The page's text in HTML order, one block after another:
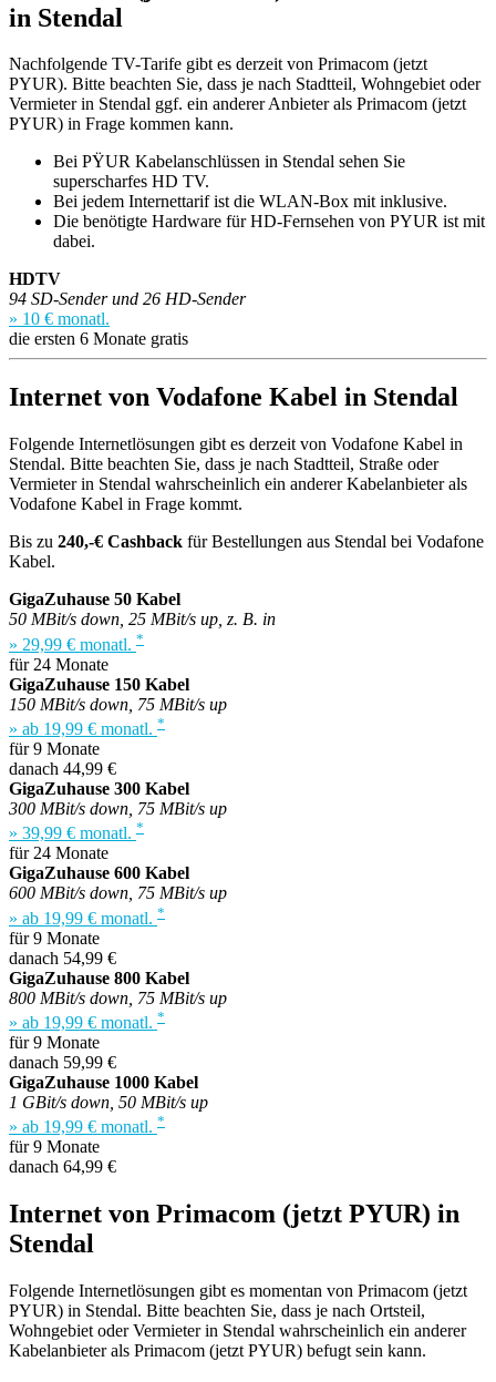
in Stendal
Nachfolgende TV-Tarife gibt es derzeit von Primacom (jetzt
PYUR). Bitte beachten Sie, dass je nach Stadtteil, Wohngebiet oder
Vermieter in Stendal ggf. ein anderer Anbieter als Primacom (jetzt
PYUR) in Frage kommen kann.
Bei PŸUR Kabelanschlüssen in Stendal sehen Sie
superscharfes HD TV.
Bei jedem Internettarif ist die WLAN-Box mit inklusive.
Die benötigte Hardware für HD-Fernsehen von PYUR ist mit
dabei.
HDTV
94 SD-Sender und 26 HD-Sender
» 10 € monatl.
die ersten 6 Monate gratis
Internet von Vodafone Kabel in Stendal
Folgende Internetlösungen gibt es derzeit von Vodafone Kabel in
Stendal. Bitte beachten Sie, dass je nach Stadtteil, Straße oder
Vermieter in Stendal wahrscheinlich ein anderer Kabelanbieter als
Vodafone Kabel in Frage kommt.
Bis zu 240,-€ Cashback für Bestellungen aus Stendal bei Vodafone
Kabel.
GigaZuhause 50 Kabel
50 MBit/s down, 25 MBit/s up, z. B. in
» 29,99 € monatl. *
für 24 Monate
GigaZuhause 150 Kabel
150 MBit/s down, 75 MBit/s up
» ab 19,99 € monatl. *
für 9 Monate
danach 44,99 €
GigaZuhause 300 Kabel
300 MBit/s down, 75 MBit/s up
» 39,99 € monatl. *
für 24 Monate
GigaZuhause 600 Kabel
600 MBit/s down, 75 MBit/s up
» ab 19,99 € monatl. *
für 9 Monate
danach 54,99 €
GigaZuhause 800 Kabel
800 MBit/s down, 75 MBit/s up
» ab 19,99 € monatl. *
für 9 Monate
danach 59,99 €
GigaZuhause 1000 Kabel
1 GBit/s down, 50 MBit/s up
» ab 19,99 € monatl. *
für 9 Monate
danach 64,99 €
Internet von Primacom (jetzt PYUR) in
Stendal
Folgende Internetlösungen gibt es momentan von Primacom (jetzt
PYUR) in Stendal. Bitte beachten Sie, dass je nach Ortsteil,
Wohngebiet oder Vermieter in Stendal wahrscheinlich ein anderer
Kabelanbieter als Primacom (jetzt PYUR) befugt sein kann.